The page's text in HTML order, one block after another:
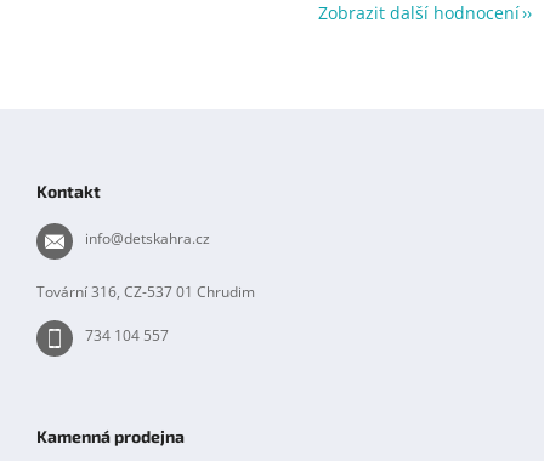
Zobrazit další hodnocení
Kontakt
info@detskahra.cz
Tovární 316, CZ-537 01 Chrudim
734 104 557
Kamenná prodejna